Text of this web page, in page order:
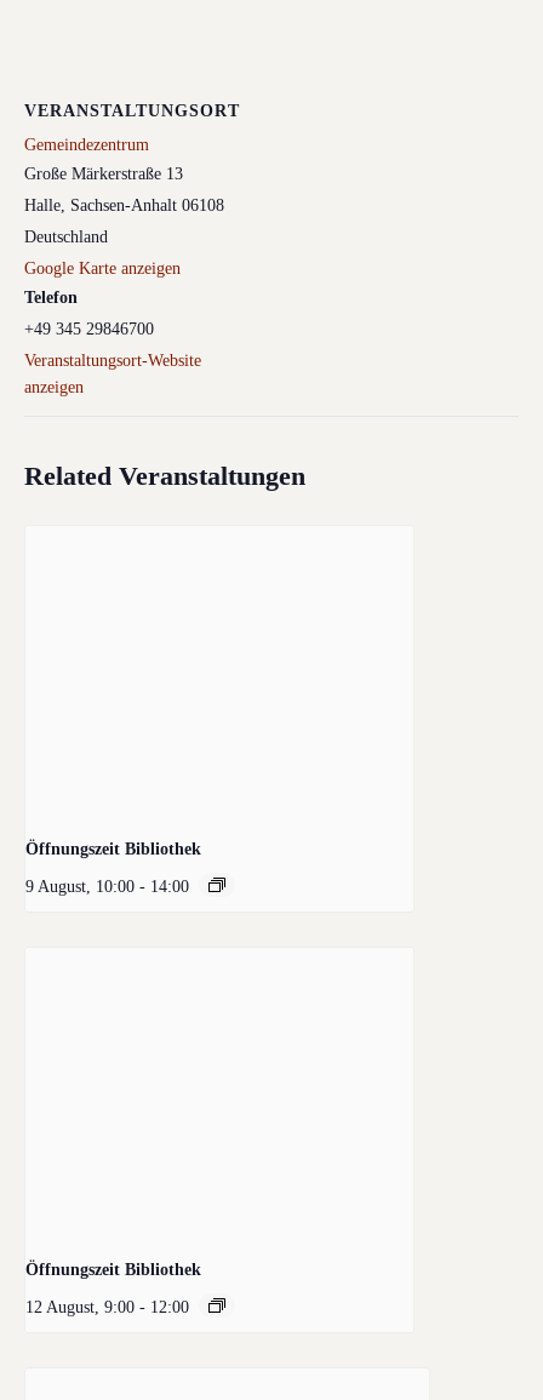
VERANSTALTUNGSORT
Gemeindezentrum
Große Märkerstraße 13
Halle, Sachsen-Anhalt 06108
Deutschland
Google Karte anzeigen
Telefon
+49 345 29846700
Veranstaltungsort-Website
anzeigen
Related Veranstaltungen
Öffnungszeit Bibliothek
9 August, 10:00 - 14:00
Öffnungszeit Bibliothek
12 August, 9:00 - 12:00